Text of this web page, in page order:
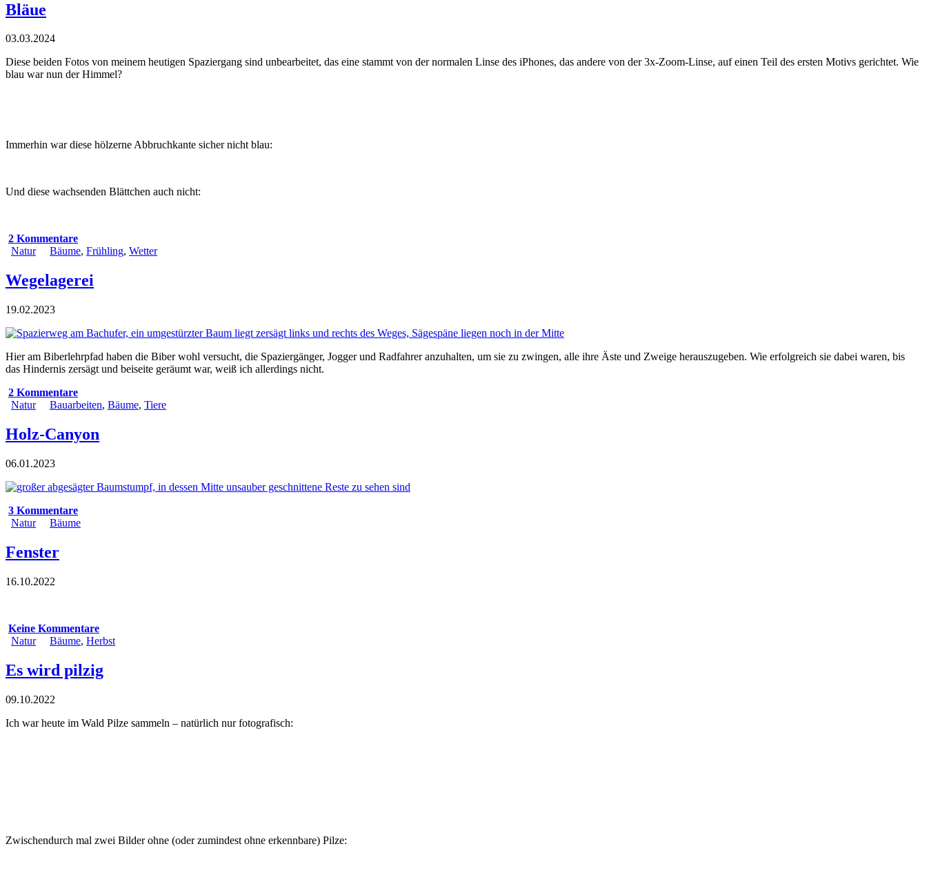
Bläue
03.03.2024
Diese beiden Fotos von meinem heutigen Spaziergang sind unbearbeitet, das eine stammt von der normalen Linse des iPhones, das andere von der 3x-Zoom-Linse, auf einen Teil des ersten Motivs gerichtet. Wie
blau war nun der Himmel?
Immerhin war diese hölzerne Abbruchkante sicher nicht blau:
Und diese wachsenden Blättchen auch nicht:
2 Kommentare
Natur
Bäume, Frühling, Wetter
Wegelagerei
19.02.2023
Hier am Biberlehrpfad haben die Biber wohl versucht, die Spaziergänger, Jogger und Radfahrer anzuhalten, um sie zu zwingen, alle ihre Äste und Zweige herauszugeben. Wie erfolgreich sie dabei waren, bis
das Hindernis zersägt und beiseite geräumt war, weiß ich allerdings nicht.
2 Kommentare
Natur
Bauarbeiten, Bäume, Tiere
Holz-Canyon
06.01.2023
3 Kommentare
Natur
Bäume
Fenster
16.10.2022
Keine Kommentare
Natur
Bäume, Herbst
Es wird pilzig
09.10.2022
Ich war heute im Wald Pilze sammeln – natürlich nur fotografisch:
Zwischendurch mal zwei Bilder ohne (oder zumindest ohne erkennbare) Pilze: